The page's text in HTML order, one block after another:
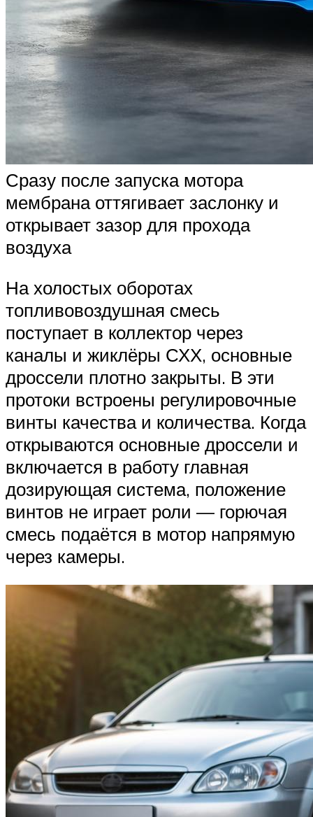
Сразу после запуска мотора
мембрана оттягивает заслонку и
открывает зазор для прохода
воздуха
На холостых оборотах
топливовоздушная смесь
поступает в коллектор через
каналы и жиклёры СХХ, основные
дроссели плотно закрыты. В эти
протоки встроены регулировочные
винты качества и количества. Когда
открываются основные дроссели и
включается в работу главная
дозирующая система, положение
винтов не играет роли — горючая
смесь подаётся в мотор напрямую
через камеры.